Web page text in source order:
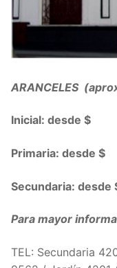
ARANCELES
Inicial: desde $
Primaria: desde $
Secundaria: desde
Para mayor
TEL: Secundaria